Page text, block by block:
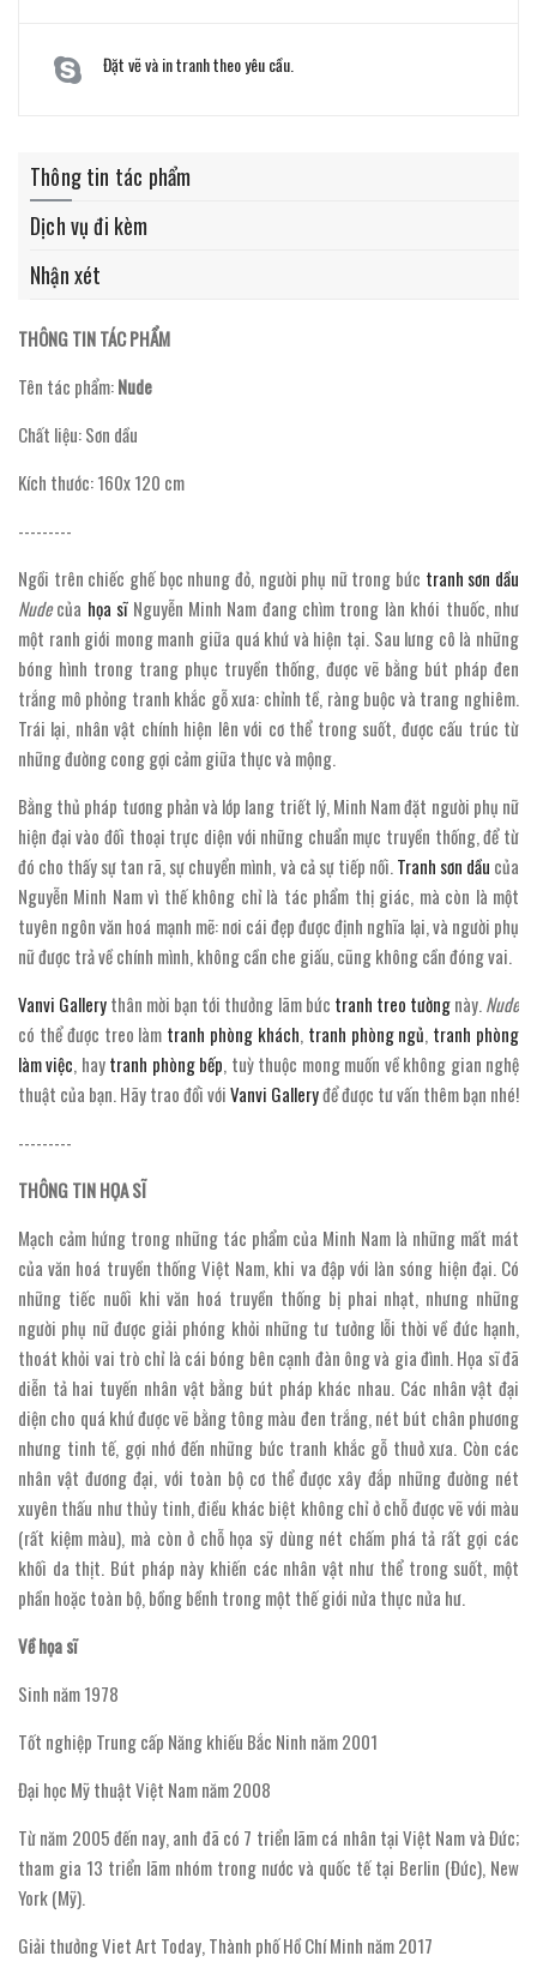
Đặt vẽ và in tranh theo yêu cầu.
Thông tin tác phẩm
Dịch vụ đi kèm
Nhận xét
THÔNG TIN TÁC PHẨM
Tên tác phẩm:Nude
Chất liệu: Sơn dầu
Kích thước: 160x 120 cm
---------
Ngồi trên chiếc ghế bọc nhung đỏ, người phụ nữ trong bức tranh sơn dầu
Nudecủa họa sĩNguyễn Minh Nam đang chìm trong làn khói thuốc, như
một ranh giới mong manh giữa quá khứ và hiện tại. Sau lưng cô là những
bóng hình trong trang phục truyền thống, được vẽ bằng bút pháp đen
trắng mô phỏng tranh khắc gỗ xưa: chỉnh tề, ràng buộc và trang nghiêm.
Trái lại, nhân vật chính hiện lên với cơ thể trong suốt, được cấu trúc từ
những đường cong gợi cảm giữa thực và mộng.
Bằng thủ pháp tương phản và lớp lang triết lý, Minh Nam đặt người phụ nữ
hiện đại vào đối thoại trực diện với những chuẩn mực truyền thống, để từ
đó cho thấy sự tan rã, sự chuyển mình, và cả sự tiếp nối. Tranh sơn dầu của
Nguyễn Minh Nam vì thế không chỉ là tác phẩm thị giác, mà còn là một
tuyên ngôn văn hoá mạnh mẽ: nơi cái đẹp được định nghĩa lại, và người phụ
nữ được trả về chính mình, không cần che giấu, cũng không cần đóng vai.
Vanvi Gallerythân mời bạn tới thưởng lãm bức tranh treo tườngnày. Nude
có thể được treo làm tranh phòng khách, tranh phòng ngủ, tranh phòng
làm việc, haytranh phòng bếp, tuỳ thuộc mong muốn về không gian nghệ
thuật của bạn. Hãy trao đổi vớiVanvi Galleryđể được tư vấn thêm bạn nhé!
---------
THÔNG TIN HỌA SĨ
Mạch cảm hứng trong những tác phẩm của Minh Nam là những mất mát
của văn hoá truyền thống Việt Nam, khi va đập với làn sóng hiện đại. Có
những tiếc nuối khi văn hoá truyền thống bị phai nhạt, nhưng những
người phụ nữ được giải phóng khỏi những tư tưởng lỗi thời về đức hạnh,
thoát khỏi vai trò chỉ là cái bóng bên cạnh đàn ông và gia đình. Họa sĩ đã
diễn tả hai tuyến nhân vật bằng bút pháp khác nhau. Các nhân vật đại
diện cho quá khứ được vẽ bằng tông màu đen trắng, nét bút chân phương
nhưng tinh tế, gợi nhớ đến những bức tranh khắc gỗ thuở xưa. Còn các
nhân vật đương đại, với toàn bộ cơ thể được xây đắp những đường nét
xuyên thấu như thủy tinh, điều khác biệt không chỉ ở chỗ được vẽ với màu
(rất kiệm màu), mà còn ở chỗ họa sỹ dùng nét chấm phá tả rất gợi các
khối da thịt. Bút pháp này khiến các nhân vật như thể trong suốt, một
phần hoặc toàn bộ, bồng bềnh trong một thế giới nửa thực nửa hư.
Về họa sĩ
Sinh năm 1978
Tốt nghiệp Trung cấp Năng khiếu Bắc Ninh năm 2001
Đại học Mỹ thuật Việt Nam năm 2008
Từ năm 2005 đến nay, anh đã có 7 triển lãm cá nhân tại Việt Nam và Đức;
tham gia 13 triển lãm nhóm trong nước và quốc tế tại Berlin (Đức), New
York (Mỹ).
Giải thưởng Viet Art Today, Thành phố Hồ Chí Minh năm 2017